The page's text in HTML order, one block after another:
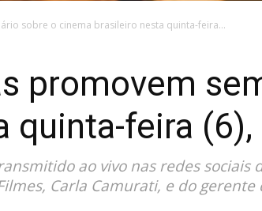
sobre o cinema brasileiro nesta quinta-feira...
promovem
quinta-feira (6),
ao vivo nas redes sociais
Carla Camurati, e do